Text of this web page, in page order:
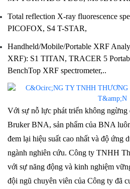
Total reflection X-ray fluorescence
PICOFOX, S4 T-STAR,
Handheld/Mobile/Portable XRF
XRF): S1 TITAN, TRACER 5
BenchTop XRF spectrometer,..
Với sự nỗ lực phát triển không ngừng
Bruker BNA, sản phẩm của BNA
đem lại hiệu suất cao nhất và độ ứng
ngành nghiên cứu. Công ty TNHH
với sự năng động và kinh nghiệm
đội ngũ chuyên viên của Công ty đã